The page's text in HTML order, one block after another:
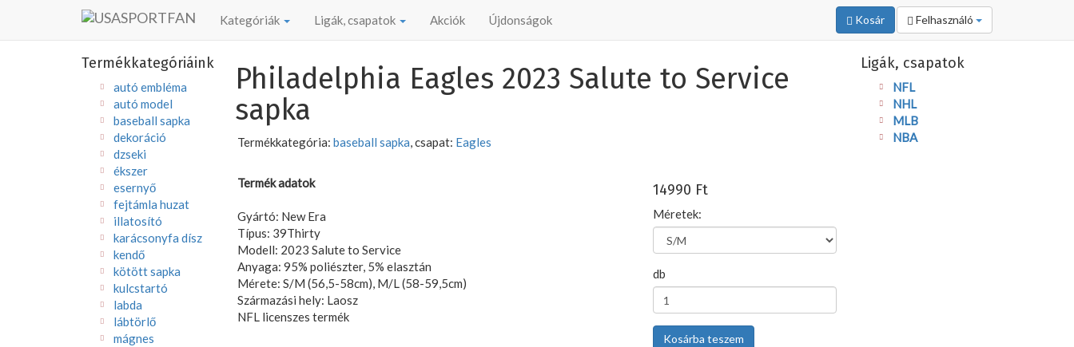
Kosár Felhasználó
Kategóriák Ligák, csapatok Akciók Újdonságok
Termékkategóriáink
autó embléma
autó model
baseball sapka
dekoráció
dzseki
ékszer
esernyő
fejtámla huzat
illatosító
karácsonyfa dísz
kendő
kötött sapka
kulcstartó
labda
lábtörlő
mágnes
Philadelphia Eagles 2023 Salute to Service
sapka
Termékkategória: baseball sapka, csapat: Eagles
Termék adatok
Gyártó: New Era
Típus: 39Thirty
Modell: 2023 Salute to Service
Anyaga: 95% poliészter, 5% elasztán
Mérete: S/M (56,5-58cm), M/L (58-59,5cm)
Származási hely: Laosz
NFL licenszes termék
14990 Ft
Méretek:
db
Ligák, csapatok
NFL
NHL
MLB
NBA